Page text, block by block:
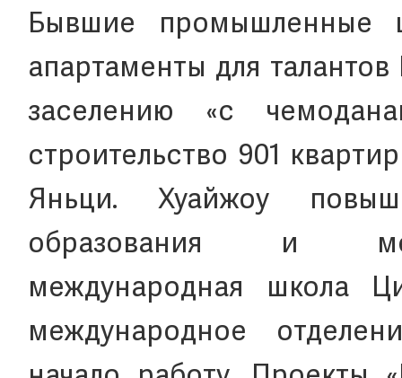
Бывшие промышленные
апартаменты для
заселению «с
строительство 901
Яньци. Хуайжоу
образования и
международная школа
международное